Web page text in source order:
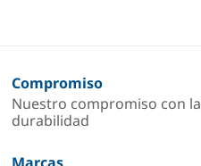
Compromiso
Nuestro compromiso con la
durabilidad